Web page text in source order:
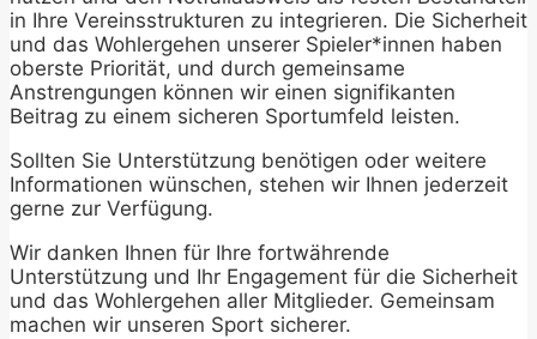
in Ihre Vereinsstrukturen zu integrieren. Die Sicherheit
und das Wohlergehen unserer Spieler*innen haben
oberste Priorität, und durch gemeinsame
Anstrengungen können wir einen signifikanten
Beitrag zu einem sicheren Sportumfeld leisten.
Sollten Sie Unterstützung benötigen oder weitere
Informationen wünschen, stehen wir Ihnen jederzeit
gerne zur Verfügung.
Wir danken Ihnen für Ihre fortwährende
Unterstützung und Ihr Engagement für die Sicherheit
und das Wohlergehen aller Mitglieder. Gemeinsam
machen wir unseren Sport sicherer.